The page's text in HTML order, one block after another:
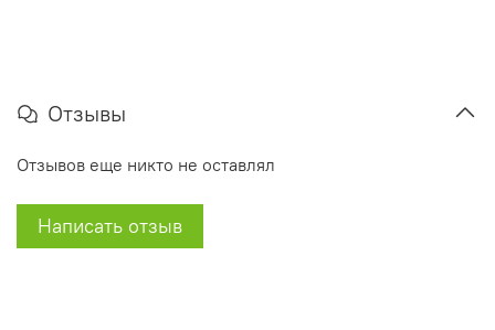
Отзывы
Отзывов еще никто не оставлял
Написать отзыв